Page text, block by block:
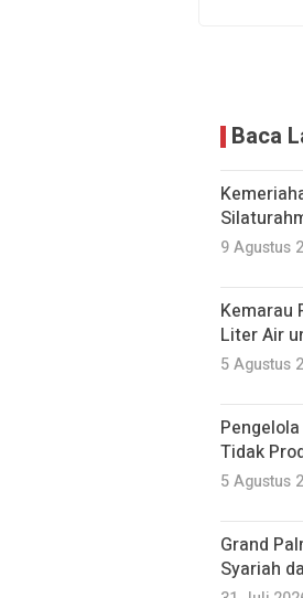
Baca
9 Agustus
Kemarau
Liter Air
5 Agustus
Tidak
5 Agustus
Grand
Syariah